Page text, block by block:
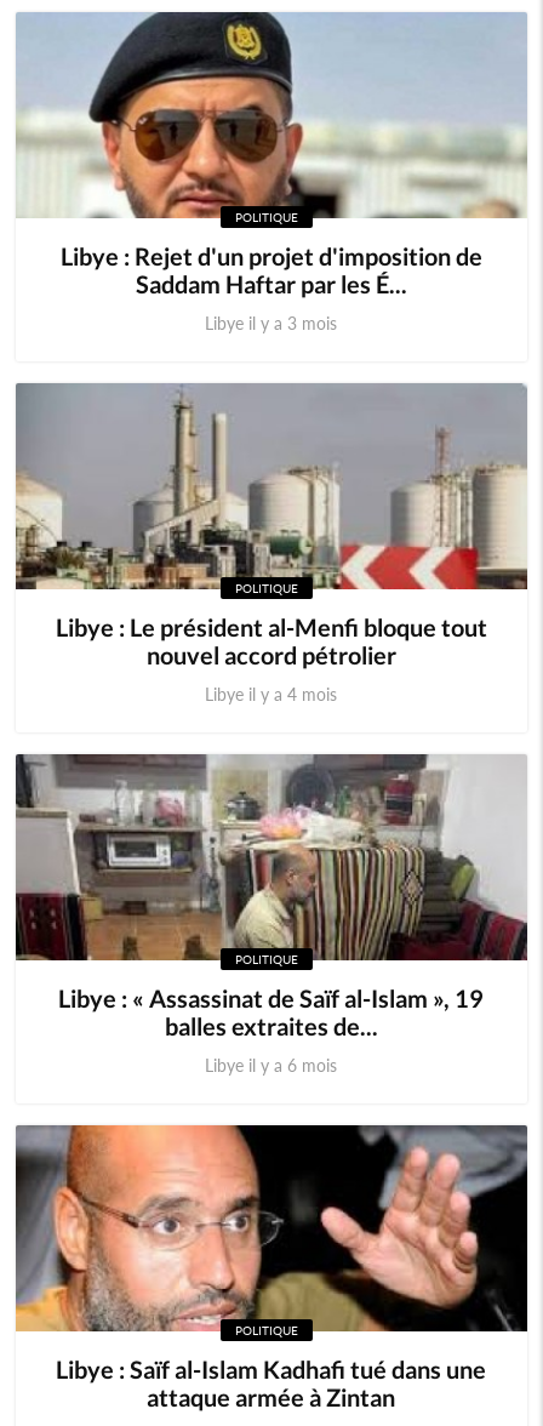
POLITIQUE
Libye : Rejet d'un projet d'imposition de
Saddam Haftar par les É...
Libye il y a 3 mois
POLITIQUE
Libye : Le président al-Menfi bloque tout
nouvel accord pétrolier
Libye il y a 4 mois
POLITIQUE
Libye : « Assassinat de Saïf al-Islam », 19
balles extraites de...
Libye il y a 6 mois
POLITIQUE
Libye : Saïf al-Islam Kadhafi tué dans une
attaque armée à Zintan